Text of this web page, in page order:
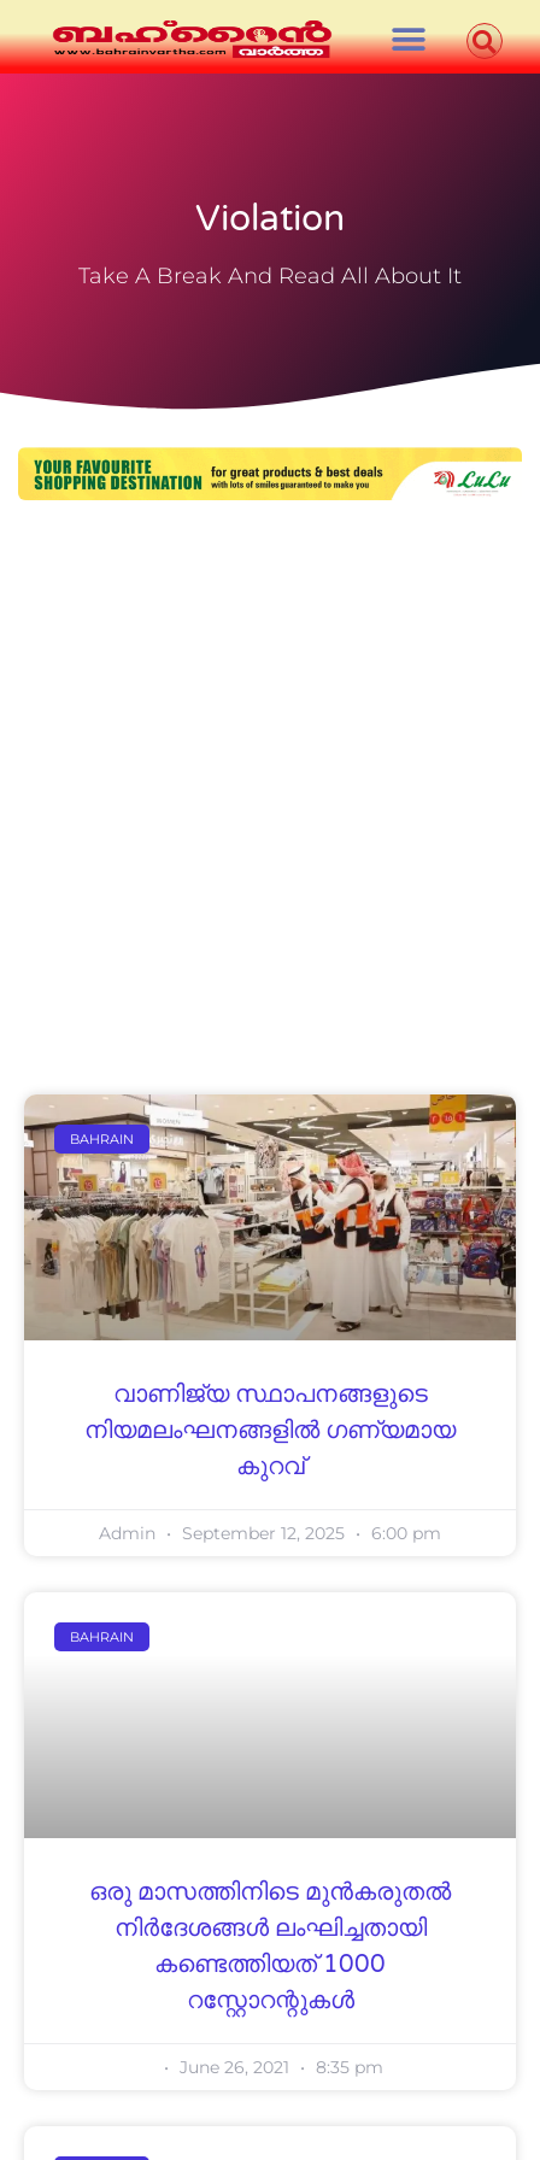
Violation
Take A Break And Read All About It
BAHRAIN
വാണിജ്യ സ്ഥാപനങ്ങളുടെ
നിയമലംഘനങ്ങളില്‍ ഗണ്യമായ
കുറവ്
Admin September 12, 2025 6:00 pm
BAHRAIN
ഒരു മാസത്തിനിടെ മുൻകരുതൽ
നിർദേശങ്ങൾ ലംഘിച്ചതായി
കണ്ടെത്തിയത് 1000
റസ്റ്റോറന്റുകൾ
June 26, 2021 8:35 pm